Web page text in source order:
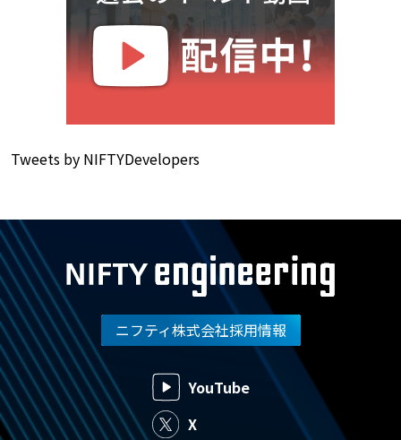
Tweets by NIFTYDevelopers
ニフティ株式会社採用情報
YouTube
X